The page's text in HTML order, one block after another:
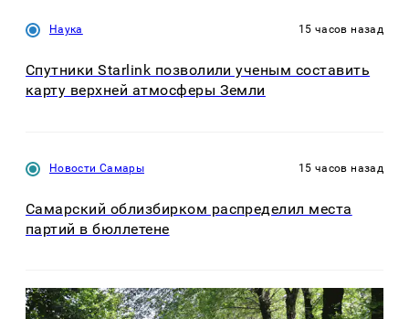
Наука 15 часов назад
Спутники Starlink позволили ученым составить
карту верхней атмосферы Земли
Новости Самары 15 часов назад
Самарский облизбирком распределил места
партий в бюллетене